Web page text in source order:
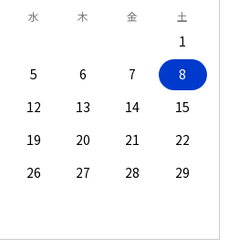
水 木 金 土
1
5 6 7
8
12 13 14
15
19 20 21
22
26 27 28
29